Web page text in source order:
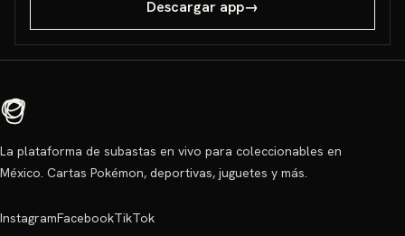
Descargar app→
La plataforma de subastas en vivo para coleccionables en
México. Cartas Pokémon, deportivas, juguetes y más.
InstagramFacebookTikTok